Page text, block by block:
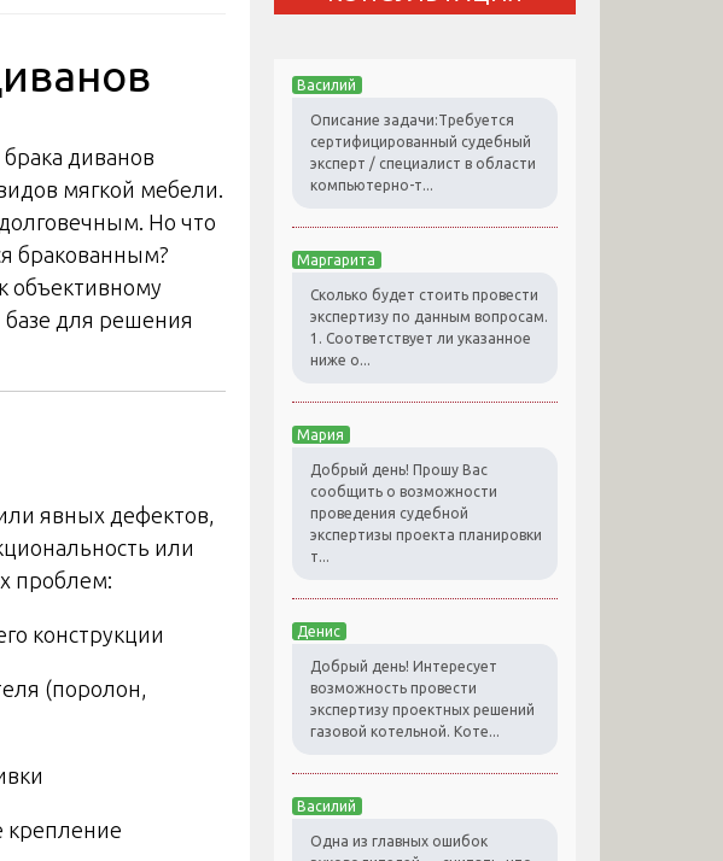
мягкой мебели.
Но что
бракованным?
объективному
для решения
явных дефектов,
или
проблем:
конструкции
(поролон,
крепление
Василий
Описание задачи:Требуется
сертифицированный судебный
эксперт / специалист в области
компьютерно-т...
Маргарита
Сколько будет стоить провести
экспертизу по данным вопросам.
1. Соответствует ли указанное
ниже о...
Мария
Добрый день! Прошу Вас
сообщить о возможности
проведения судебной
экспертизы проекта планировки
т...
Денис
Добрый день! Интересует
возможность провести
экспертизу проектных решений
газовой котельной. Коте...
Василий
Одна из главных ошибок